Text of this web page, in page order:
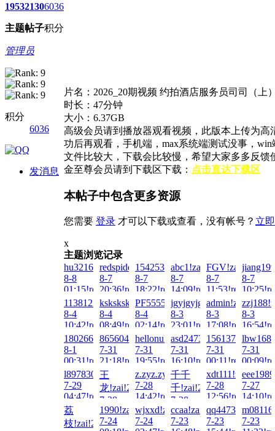
1953
主题
2130
帖子
6036
积分
管理员
积分
6036
发消息
片名：2026_20期视频 约拍酒店服务员司司（上
时长：47分钟
大小：6.37GB
高级会员请到播放器观看视频，此版本上传为
功后再观看，手机端，max系统端测试没事，
文件比较大，下载会比较慢，希望大家多多反
金至尊会员请到下载区下载： 点击直达下载区
本帖子中包含更多资源
您需要 登录 才可以下载或查看，没有帐号？ 立
x
主题浏览记录
hu321644451!zai!2026-
8-8
01:15!read!
redspider!zai!2026-
8-7
20:36!read!
1542538255!zai!2026-
8-7
18:22!read!
abc1!zai!2026-
8-7
14:09!read!
FGV!zai!2026-
8-7
11:53!read!
8-7
1138123980!zai!2026-
8-4
10:42!read!
ksksksksks!zai!2026-
8-4
08:49!read!
PF5555!zai!2026-
8-4
02:14!read!
jgyjgyjgy!zai!2026-
8-3
23:01!read!
admin!zai!2026-
8-3
17:08!read!
8-3
1802667552!zai!2026-
8-1
00:31!read!
86560416!zai!2026-
7-31
21:18!read!
hellonuke!zai!2026-
7-31
19:55!read!
asd247387010!zai!2026-
7-31
16:10!read!
7-31
00:11!read!
7-31
l897830689!zai!2026-
7-29
04:47!read!
王
龙!zai!2026-
7-28
22:59!read!
z.zyz.zyz.zy!zai!2026-
7-28
14:42!read!
千千
千!zai!2026-
7-28
14:35!read!
xdt111!zai!2026-
7-28
12:56!read!
7-27
荔
枝!zai!2026-
1990!zai!2026-
7-24
wjxxd!zai!2026-
7-24
ccaa!zai!2026-
7-23
7-23
7-23